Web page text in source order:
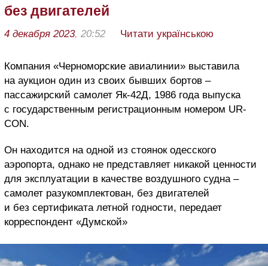
без двигателей
4 декабря 2023, 20:52 Читати українською
Компания «Черноморские авиалинии» выставила
на аукцион один из своих бывших бортов –
пассажирский самолет Як-42Д, 1986 года выпуска
с государственным регистрационным номером UR-
CON.
Он находится на одной из стоянок одесского
аэропорта, однако не представляет никакой ценности
для эксплуатации в качестве воздушного судна –
самолет разукомплектован, без двигателей
и без сертификата летной годности, передает
корреспондент «Думской»